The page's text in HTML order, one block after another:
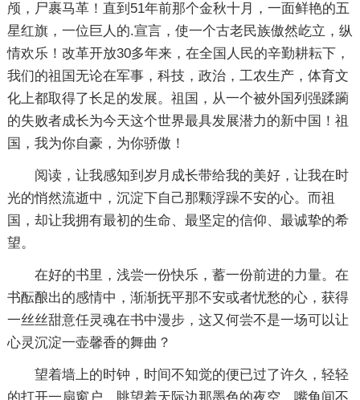
颅，尸裹马革！直到51年前那个金秋十月，一面鲜艳的五
星红旗，一位巨人的.宣言，使一个古老民族傲然屹立，纵
情欢乐！改革开放30多年来，在全国人民的辛勤耕耘下，
我们的祖国无论在军事，科技，政治，工农生产，体育文
化上都取得了长足的发展。祖国，从一个被外国列强蹂躏
的失败者成长为今天这个世界最具发展潜力的新中国！祖
国，我为你自豪，为你骄傲！
阅读，让我感知到岁月成长带给我的美好，让我在时
光的悄然流逝中，沉淀下自己那颗浮躁不安的心。而祖
国，却让我拥有最初的生命、最坚定的信仰、最诚挚的希
望。
在好的书里，浅尝一份快乐，蓄一份前进的力量。在
书酝酿出的感情中，渐渐抚平那不安或者忧愁的心，获得
一丝丝甜意任灵魂在书中漫步，这又何尝不是一场可以让
心灵沉淀一壶馨香的舞曲？
望着墙上的时钟，时间不知觉的便已过了许久，轻轻